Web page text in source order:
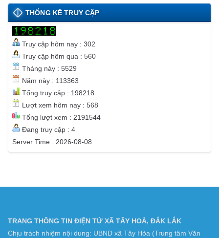
THỐNG KÊ TRUY CẬP
Truy cập hôm nay : 302
Truy cập hôm qua : 560
Tháng này : 5529
Năm này : 113363
Tổng truy cập : 198218
Lượt xem hôm nay : 568
Tổng lượt xem : 2191544
Đang truy cập : 4
Server Time : 2026-08-08
TRANG THÔNG TIN ĐIỆN TỬ XÃ TÂY HOÀ, ĐẮK LẮK
Chịu trách nhiệm nội dung: UBND xã Tây Hòa (Trung tâm Văn